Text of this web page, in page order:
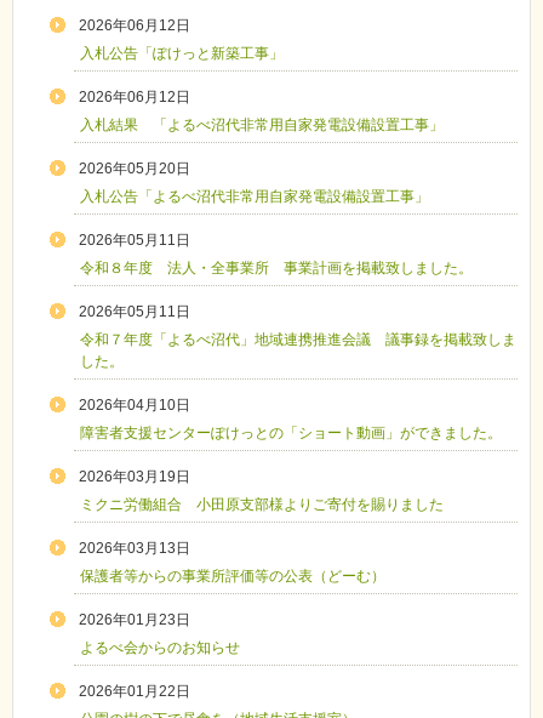
2026年06月12日
入札公告「ぽけっと新築工事」
2026年06月12日
入札結果 「よるべ沼代非常用自家発電設備設置工事」
2026年05月20日
入札公告「よるべ沼代非常用自家発電設備設置工事」
2026年05月11日
令和８年度 法人・全事業所 事業計画を掲載致しました。
2026年05月11日
令和７年度「よるべ沼代」地域連携推進会議 議事録を掲載致しま
した。
2026年04月10日
障害者支援センターぽけっとの「ショート動画」ができました。
2026年03月19日
ミクニ労働組合 小田原支部様よりご寄付を賜りました
2026年03月13日
保護者等からの事業所評価等の公表（どーむ）
2026年01月23日
よるべ会からのお知らせ
2026年01月22日